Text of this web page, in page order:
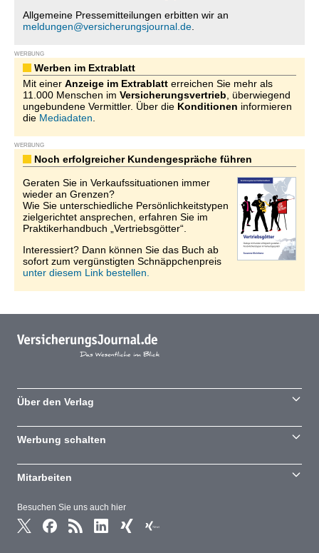
Allgemeine Pressemitteilungen erbitten wir an
meldungen@versicherungsjournal.de
WERBUNG
Werben im Extrablatt
Mit einer Anzeige im Extrablatt erreichen Sie mehr als
11.000 Menschen im Versicherungsvertrieb , überwiegend
ungebundene Vermittler. Über die Konditionen informieren
die Mediadaten
WERBUNG
Noch erfolgreicher Kundengespräche führen
Geraten Sie in Verkaufssituationen immer
wieder an Grenzen?
Wie Sie unterschiedliche Persönlichkeitstypen
zielgerichtet ansprechen, erfahren Sie im
Praktikerhandbuch „Vertriebsgötter“.
Interessiert? Dann können Sie das Buch ab
sofort zum vergünstigten Schnäppchenpreis
unter diesem Link bestellen.
Besuchen Sie uns auch hier
Über den Verlag
Werbung schalten
Mitarbeiten